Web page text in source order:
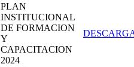
PLAN
INSTITUCIONAL
DE FORMACION
Y
CAPACITACION
2024